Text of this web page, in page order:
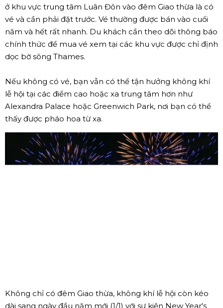
ở khu vực trung tâm Luân Đôn vào đêm Giao thừa là có
vé và cần phải đặt trước. Vé thường được bán vào cuối
năm và hết rất nhanh. Du khách cần theo dõi thông báo
chính thức để mua vé xem tại các khu vực được chỉ định
dọc bờ sông Thames.
Nếu không có vé, bạn vẫn có thể tận hưởng không khí
lễ hội tại các điểm cao hoặc xa trung tâm hơn như
Alexandra Palace hoặc Greenwich Park, nơi bạn có thể
thấy được pháo hoa từ xa.
Không chỉ có đêm Giao thừa, không khí lễ hội còn kéo
dài sang ngày đầu năm mới (1/1) với sự kiện New Year's